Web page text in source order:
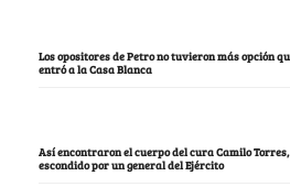
Los opositores de Petro no tuvieron más opción
entró a la Casa Blanca
Así encontraron el cuerpo del cura Camilo
escondido por un general del Ejército